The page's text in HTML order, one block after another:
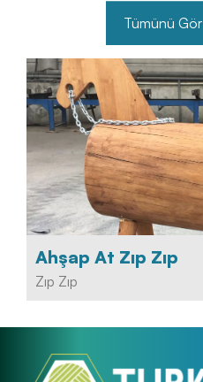
Tümünü Gör
Ahşap At Zıp Zıp
Zıp Zıp